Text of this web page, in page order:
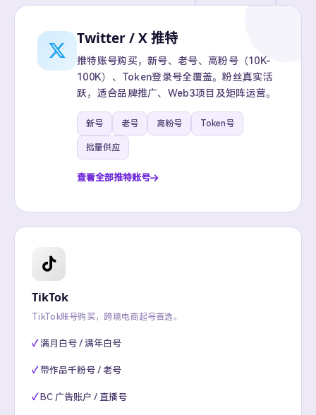
Twitter / X 推特
推特账号购买，新号、老号、高粉号（10K-
100K）、Token登录号全覆盖。粉丝真实活
跃，适合品牌推广、Web3项目及矩阵运营。
新号 老号 高粉号 Token号
批量供应
查看全部推特账号
TikTok
TikTok账号购买，跨境电商起号首选。
满月白号 / 满年白号
带作品千粉号 / 老号
BC 广告账户 / 直播号